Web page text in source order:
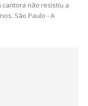
cantora não resistiu a
São Paulo - A